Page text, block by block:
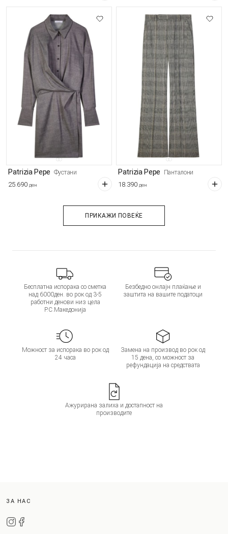
Patrizia Pepe Фустани
25.690 ден
Patrizia Pepe Панталони
18.390 ден
ПРИКАЖИ ПОВЕЌЕ
Бесплатна испорака со сметка
над 6000ден. во рок од 3-5
работни денови низ цела
Р.С.Македонија
Безбедно онлајн плаќање и
заштита на вашите податоци
Можност за испорака во рок од
24 часа
Замена на производ во рок од
15 дена, со можност за
рефундација на средствата
Ажурирана залиха и достапност на
производите
ЗА НАС